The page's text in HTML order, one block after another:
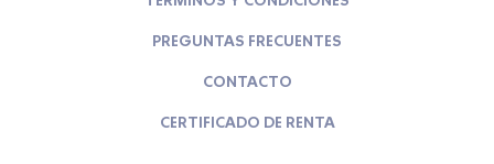
PREGUNTAS FRECUENTES
CONTACTO
CERTIFICADO DE RENTA